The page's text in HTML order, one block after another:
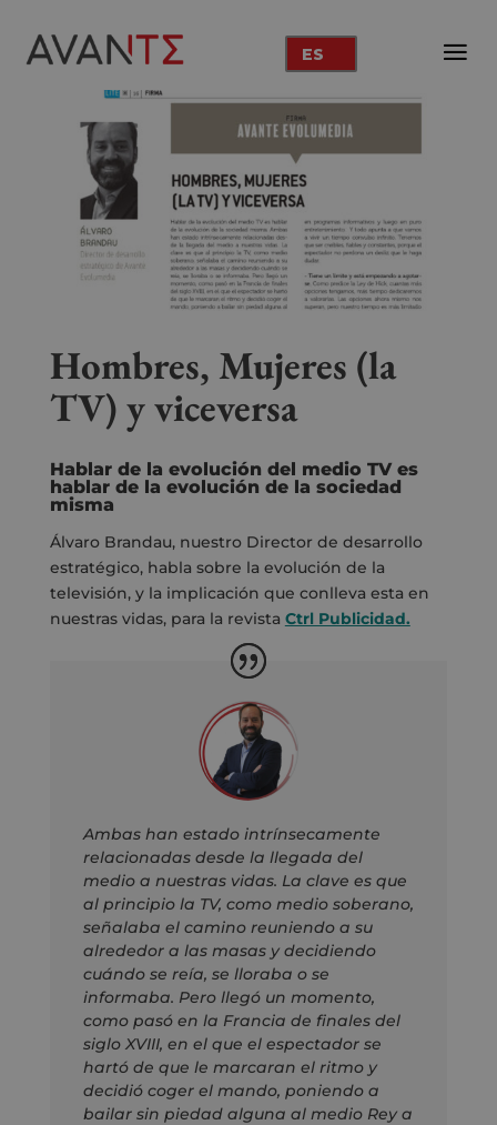
ES
Hombres, Mujeres (la
TV) y viceversa
Hablar de la evolución del medio TV es
hablar de la evolución de la sociedad
misma
Álvaro Brandau, nuestro Director de desarrollo
estratégico, habla sobre la evolución de la
televisión, y la implicación que conlleva esta en
nuestras vidas, para la revista Ctrl Publicidad.
Ambas han estado intrínsecamente
relacionadas desde la llegada del
medio a nuestras vidas. La clave es que
al principio la TV, como medio soberano,
señalaba el camino reuniendo a su
alrededor a las masas y decidiendo
cuándo se reía, se lloraba o se
informaba. Pero llegó un momento,
como pasó en la Francia de finales del
siglo XVIII, en el que el espectador se
hartó de que le marcaran el ritmo y
decidió coger el mando, poniendo a
bailar sin piedad alguna al medio Rey a